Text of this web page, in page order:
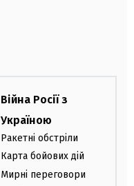
Війна Росії з
Україною
Ракетні обстріли
Карта бойових дій
Мирні переговори